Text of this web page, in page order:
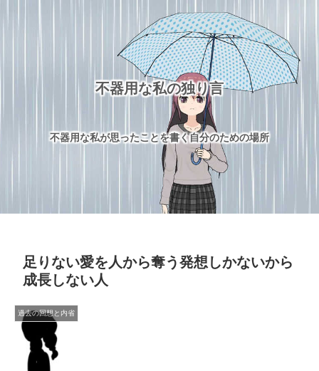
不器用な私の独り言
不器用な私が思ったことを書く自分のための場所
足りない愛を人から奪う発想しかないから
成長しない人
過去の回想と内省